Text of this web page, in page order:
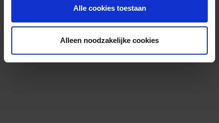
Alle cookies toestaan
Alleen noodzakelijke cookies